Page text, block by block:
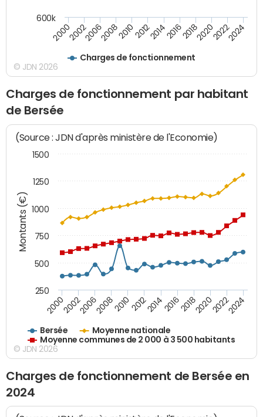
Charges de fonctionnement
200020022006200820102012201420162018202020222024
600k
© JDN 2026
Charges de fonctionnement par habitant
de Bersée
Montants (€)
(Source : JDN d'après ministère de l'Economie)
Bersée
Moyenne nationale
Moyenne communes de 2 000 à 3 500 habitants
200020022006200820102012201420162018202020222024
250
500
750
1000
1250
1500
© JDN 2026
Charges de fonctionnement de Bersée en
2024